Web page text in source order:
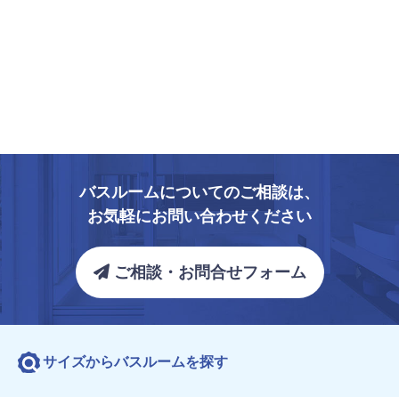
バスルームについてのご相談は、
お気軽にお問い合わせください
ご相談・お問合せフォーム
サイズからバスルームを探す